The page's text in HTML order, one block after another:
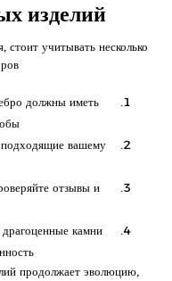
изделий
учитывать несколько
должны иметь
подходящие вашему
отзывы и
камни
продолжает эволюцию,